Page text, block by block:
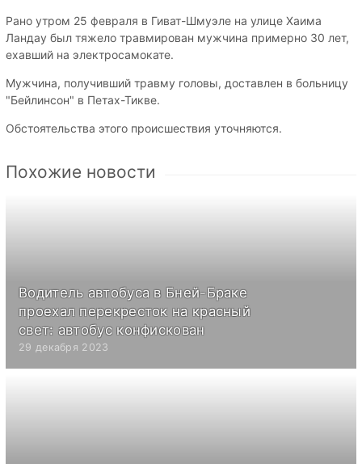
Рано утром 25 февраля в Гиват-Шмуэле на улице Хаима
Ландау был тяжело травмирован мужчина примерно 30 лет,
ехавший на электросамокате.
Мужчина, получивший травму головы, доставлен в больницу
"Бейлинсон" в Петах-Тикве.
Обстоятельства этого происшествия уточняются.
Похожие новости
Водитель автобуса в Бней-Браке
проехал перекресток на красный
свет: автобус конфискован
29 декабря 2023